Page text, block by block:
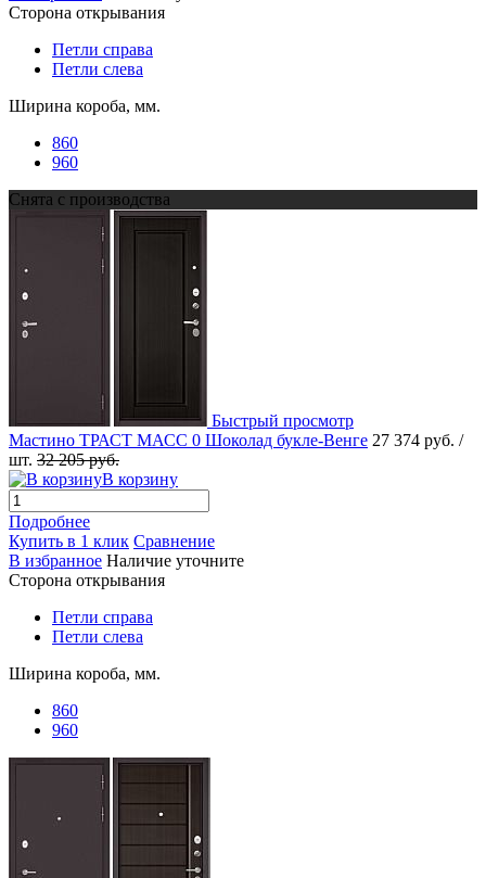
Сторона открывания
Петли справа
Петли слева
Ширина короба, мм.
860
960
Снята с производства
Быстрый просмотр
Мастино ТРАСТ МАСС 0 Шоколад букле-Венге 27 374 руб. /
шт. 32 205 руб.
В корзину
Подробнее
Купить в 1 клик Сравнение
В избранное Наличие уточните
Сторона открывания
Петли справа
Петли слева
Ширина короба, мм.
860
960